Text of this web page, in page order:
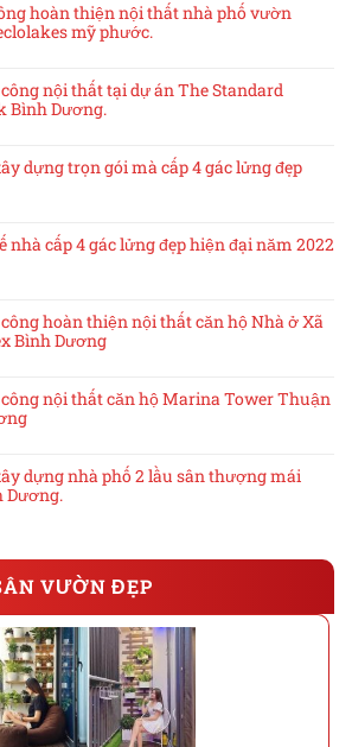
hoàn thiện nội thất nhà phố vườn
mỹ phước.
nội thất tại dự án The Standard
Bình Dương.
dựng trọn gói mà cấp 4 gác lửng đẹp
nhà cấp 4 gác lửng đẹp hiện đại năm 2022
hoàn thiện nội thất căn hộ Nhà ở Xã
Bình Dương
nội thất căn hộ Marina Tower Thuận
dựng nhà phố 2 lầu sân thượng mái
Dương.
VƯỜN ĐẸP